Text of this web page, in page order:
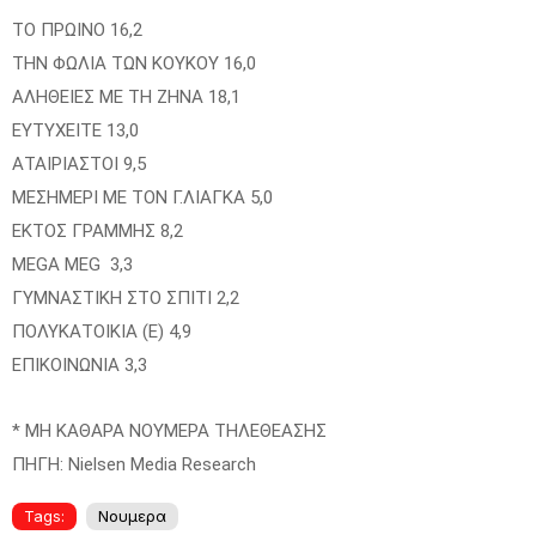
ΤΟ ΠΡΩΙΝΟ 16,2
ΤΗΝ ΦΩΛΙΑ ΤΩΝ ΚΟΥΚΟΥ 16,0
ΑΛΗΘΕΙΕΣ ΜΕ ΤΗ ΖΗΝΑ 18,1
ΕΥΤΥΧΕΙΤΕ 13,0
ΑΤΑΙΡΙΑΣΤΟΙ 9,5
ΜΕΣΗΜΕΡΙ ΜΕ ΤΟΝ Γ.ΛΙΑΓΚΑ 5,0
ΕΚΤΟΣ ΓΡΑΜΜΗΣ 8,2
MEGA MEG 3,3
ΓΥΜΝΑΣΤΙΚΗ ΣΤΟ ΣΠΙΤΙ 2,2
ΠΟΛΥΚΑΤΟΙΚΙΑ (Ε) 4,9
ΕΠΙΚΟΙΝΩΝΙΑ 3,3
* ΜΗ ΚΑΘΑΡΑ ΝΟΥΜΕΡΑ ΤΗΛΕΘΕΑΣΗΣ
ΠΗΓΗ: Nielsen Media Research
Tags: Νουμερα